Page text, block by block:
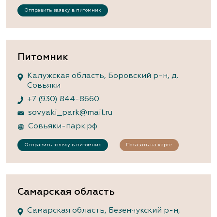
Отправить заявку в питомник
Питомник
Калужская область, Боровский р-н, д.
Совьяки
+7 (930) 844-8660
sovyaki_park@mail.ru
Совьяки-парк.рф
Отправить заявку в питомник Показать на карте
Самарская область
Самарская область, Безенчукский р-н,